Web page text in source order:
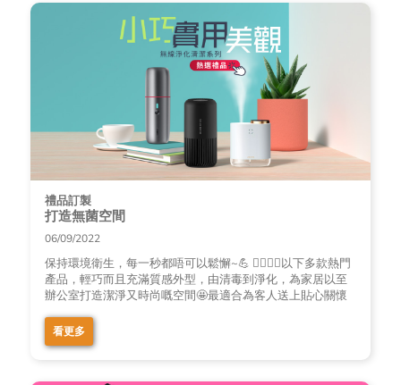
禮品訂製
打造無菌空間
06/09/2022
保持環境衛生，每一秒都唔可以鬆懈~💪 🙋‍♀️🙋‍♂️以下多款熱門
產品，輕巧而且充滿質感外型，由清毒到淨化，為家居以至
辦公室打造潔淨又時尚嘅空間🤩最適合為客人送上貼心關懷
看更多